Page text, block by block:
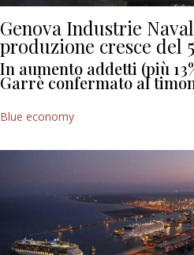
Genova Industrie
produzione cresce del
In aumento addetti (più
Garrè confermato al
Blue economy